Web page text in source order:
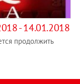
- 14.01.2018
продолжить